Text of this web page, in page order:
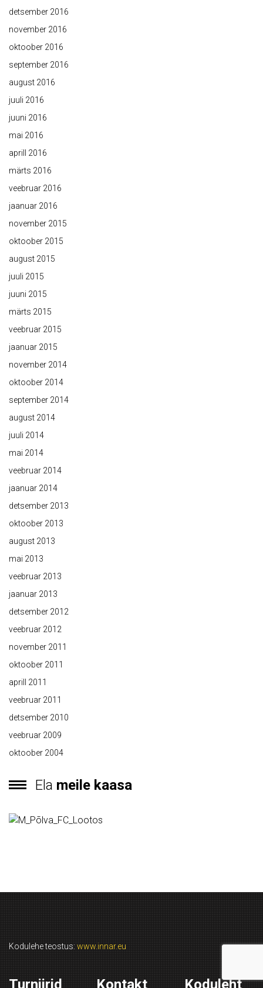
detsember 2016
november 2016
oktoober 2016
september 2016
august 2016
juuli 2016
juuni 2016
mai 2016
aprill 2016
märts 2016
veebruar 2016
jaanuar 2016
november 2015
oktoober 2015
august 2015
juuli 2015
juuni 2015
märts 2015
veebruar 2015
jaanuar 2015
november 2014
oktoober 2014
september 2014
august 2014
juuli 2014
mai 2014
veebruar 2014
jaanuar 2014
detsember 2013
oktoober 2013
august 2013
mai 2013
veebruar 2013
jaanuar 2013
detsember 2012
veebruar 2012
november 2011
oktoober 2011
aprill 2011
veebruar 2011
detsember 2010
veebruar 2009
oktoober 2004
Ela meile kaasa
Kodulehe teostus: www.innar.eu
Turniirid Kontakt Koduleht